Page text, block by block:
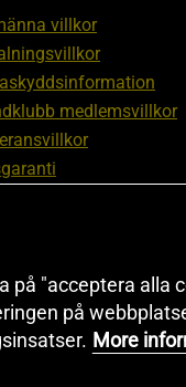
villkor
medlemsvillkor
på "acceptera alla
på
More